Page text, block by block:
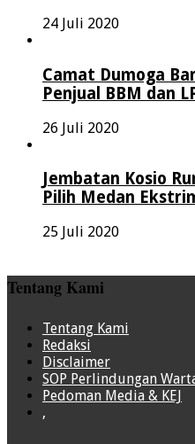
24 Juli 2020
Camat Dumoga
Penjual BBM dan
26 Juli 2020
Jembatan Kosio
Pilih Medan
25 Juli 2020
Tentang Kami
Tentang Kami
Redaksi
Disclaimer
SOP Perlindungan
Pedoman Media & KEJ
,